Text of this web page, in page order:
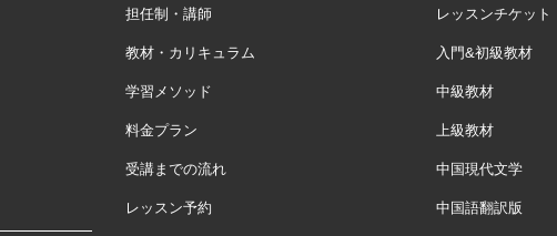
担任制・講師
教材・カリキュラム
学習メソッド
料金プラン
受講までの流れ
レッスン予約
レッスンチケット
入門&初級教材
中級教材
上級教材
中国現代文学
中国語翻訳版